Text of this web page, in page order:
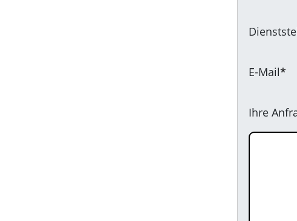
E-Mail*
Ihre